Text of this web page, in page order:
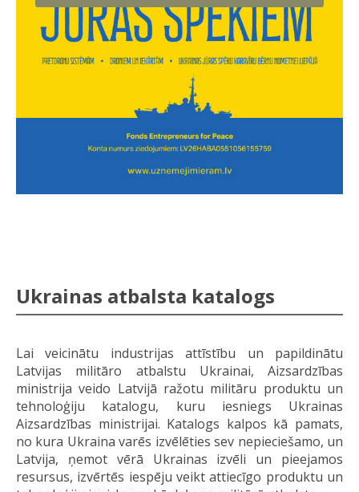
Ukrainas atbalsta katalogs
Lai veicinātu industrijas attīstību un papildinātu
Latvijas militāro atbalstu Ukrainai, Aizsardzības
ministrija veido Latvijā ražotu militāru produktu un
tehnoloģiju katalogu, kuru iesniegs Ukrainas
Aizsardzības ministrijai. Katalogs kalpos kā pamats,
no kura Ukraina varēs izvēlēties sev nepieciešamo, un
Latvija, ņemot vērā Ukrainas izvēli un pieejamos
resursus, izvērtēs iespēju veikt attiecīgo produktu un